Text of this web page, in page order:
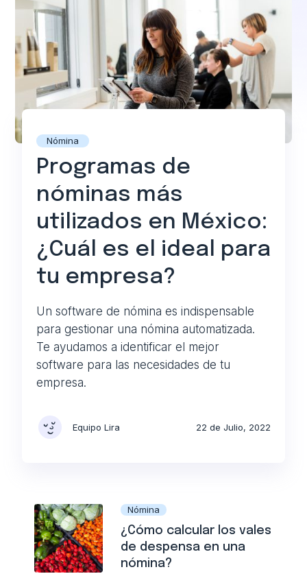
Nómina
Programas de
nóminas más
utilizados en México:
¿Cuál es el ideal para
tu empresa?
Un software de nómina es indispensable
para gestionar una nómina automatizada.
Te ayudamos a identificar el mejor
software para las necesidades de tu
empresa.
Equipo Lira 22 de Julio, 2022
Nómina
¿Cómo calcular los vales
de despensa en una
nómina?